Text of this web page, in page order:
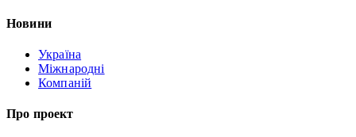
Новини
Україна
Міжнародні
Компаній
Про проект